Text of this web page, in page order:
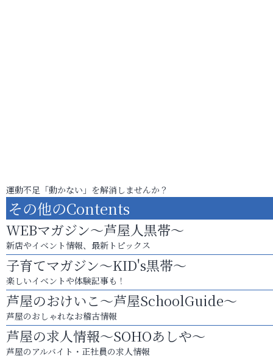
運動不足「動かない」を解消しませんか？
その他のContents
WEBマガジン～芦屋人黒帯～
新店やイベント情報、最新トピックス
子育てマガジン～KID's黒帯～
楽しいイベントや体験記事も！
芦屋のおけいこ～芦屋SchoolGuide～
芦屋のおしゃれなお稽古情報
芦屋の求人情報～SOHOあしや～
芦屋のアルバイト・正社員の求人情報